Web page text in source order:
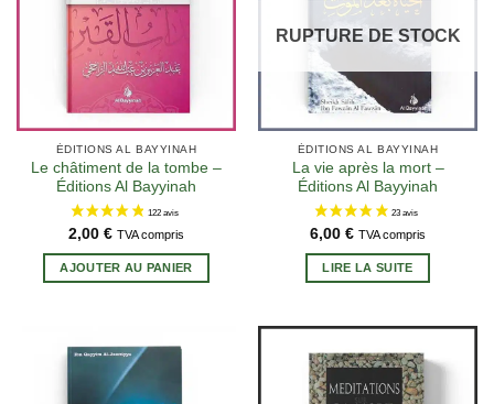
ÉDITIONS AL BAYYINAH
Le châtiment de la tombe –
Éditions Al Bayyinah
2,00 € TVA compris
AJOUTER AU PANIER
RUPTURE DE STOCK
ÉDITIONS AL BAYYINAH
La vie après la mort –
Éditions Al Bayyinah
6,00 € TVA compris
LIRE LA SUITE